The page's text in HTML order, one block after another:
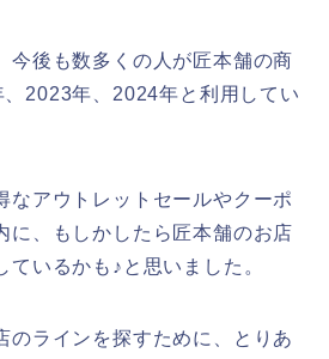
今後も数多くの人が匠本舗の商
2023年、2024年と利用してい
なアウトレットセールやクーポ
に、もしかしたら匠本舗のお店
いるかも♪と思いました。
のラインを探すために、とりあ